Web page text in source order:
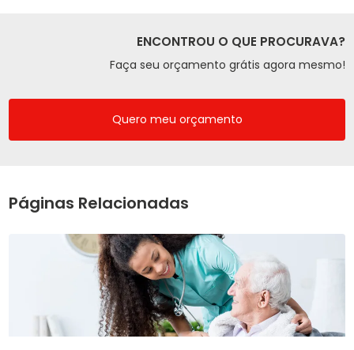
ENCONTROU O QUE PROCURAVA?
Faça seu orçamento grátis agora mesmo!
Quero meu orçamento
Páginas Relacionadas